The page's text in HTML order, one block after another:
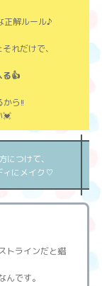
正解ルール♪
れだけで、
る👍
から!!
💓
つけて、
ィにメイク♡
トラインだと錯
です。